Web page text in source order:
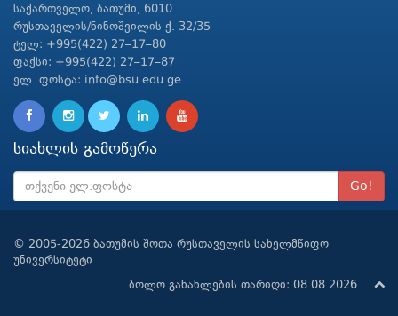
საქართველო, ბათუმი, 6010
რუსთაველის/ნინოშვილის ქ. 32/35
ტელ: +995(422) 27–17–80
ფაქსი: +995(422) 27–17–87
ელ. ფოსტა: info@bsu.edu.ge
სიახლის გამოწერა
Go!
© 2005-2026 ბათუმის შოთა რუსთაველის სახელმწიფო
უნივერსიტეტი
ბოლო განახლების თარიღი: 08.08.2026